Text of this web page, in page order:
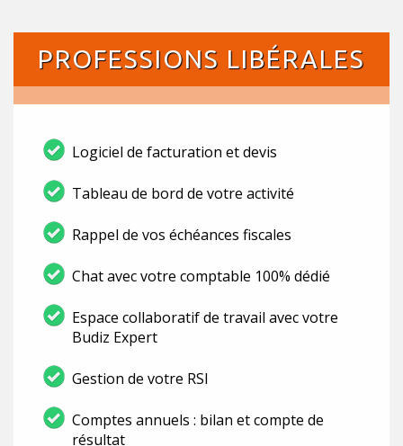
PROFESSIONS LIBÉRALES
Logiciel de facturation et devis
Tableau de bord de votre activité
Rappel de vos échéances fiscales
Chat avec votre comptable 100% dédié
Espace collaboratif de travail avec votre
Budiz Expert
Gestion de votre RSI
Comptes annuels : bilan et compte de
résultat